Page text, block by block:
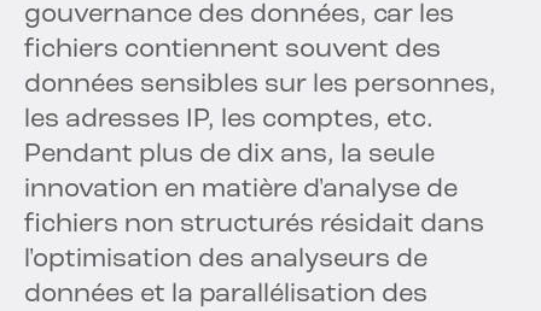
gouvernance des données, car les
fichiers contiennent souvent des
données sensibles sur les personnes,
les adresses IP, les comptes, etc.
Pendant plus de dix ans, la seule
innovation en matière d'analyse de
fichiers non structurés résidait dans
l'optimisation des analyseurs de
données et la parallélisation des